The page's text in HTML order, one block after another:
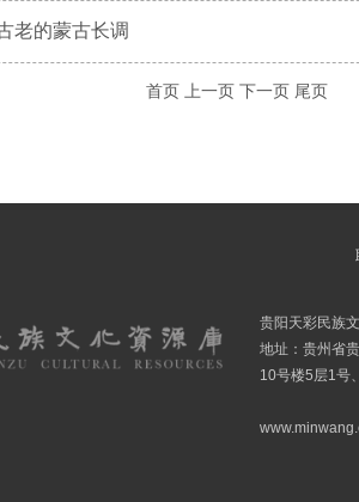
老的蒙古长调
首页 上一页 下一页 尾页
贵阳天彩民族
地址：贵州省
10号楼5层1号